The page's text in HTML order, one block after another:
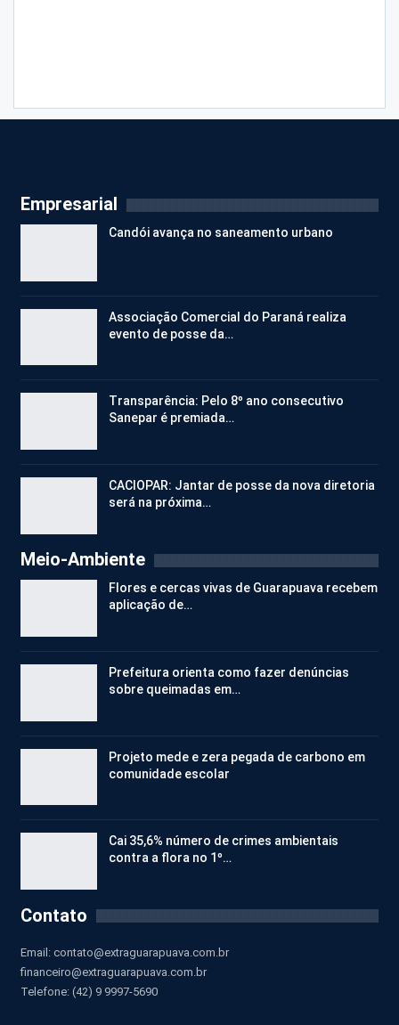
Empresarial
Candói avança no saneamento urbano
Associação Comercial do Paraná realiza
evento de posse da…
Transparência: Pelo 8º ano consecutivo
Sanepar é premiada…
CACIOPAR: Jantar de posse da nova diretoria
será na próxima…
Meio-Ambiente
Flores e cercas vivas de Guarapuava recebem
aplicação de…
Prefeitura orienta como fazer denúncias
sobre queimadas em…
Projeto mede e zera pegada de carbono em
comunidade escolar
Cai 35,6% número de crimes ambientais
contra a flora no 1º…
Contato
Email: contato@extraguarapuava.com.br
financeiro@extraguarapuava.com.br
Telefone: (42) 9 9997-5690